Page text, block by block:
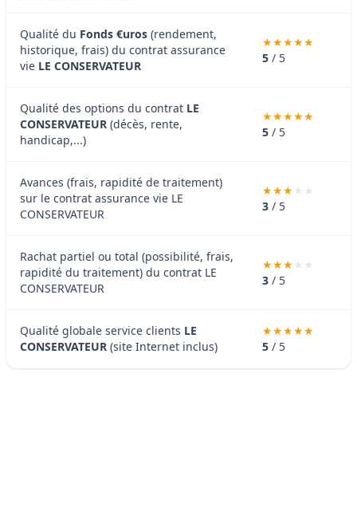
Qualité du Fonds €uros (rendement,
historique, frais) du contrat assurance
vie LE CONSERVATEUR
5 / 5
Qualité des options du contrat LE
CONSERVATEUR (décès, rente,
handicap,...)
5 / 5
Avances (frais, rapidité de traitement)
sur le contrat assurance vie LE
CONSERVATEUR
3 / 5
Rachat partiel ou total (possibilité, frais,
rapidité du traitement) du contrat LE
CONSERVATEUR
3 / 5
Qualité globale service clients LE
CONSERVATEUR (site Internet inclus) 5 / 5